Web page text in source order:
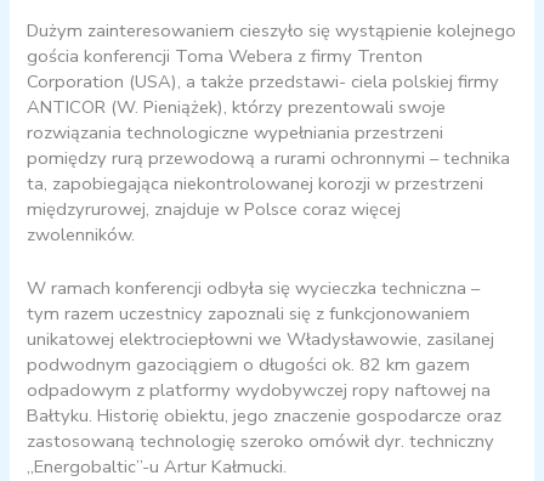
Dużym zainteresowaniem cieszyło się wystąpienie kolejnego
gościa konferencji Toma Webera z firmy Trenton
Corporation (USA), a także przedstawi- ciela polskiej firmy
ANTICOR (W. Pieniążek), którzy prezentowali swoje
rozwiązania technologiczne wypełniania przestrzeni
pomiędzy rurą przewodową a rurami ochronnymi – technika
ta, zapobiegająca niekontrolowanej korozji w przestrzeni
międzyrurowej, znajduje w Polsce coraz więcej
zwolenników.
W ramach konferencji odbyła się wycieczka techniczna –
tym razem uczestnicy zapoznali się z funkcjonowaniem
unikatowej elektrociepłowni we Władysławowie, zasilanej
podwodnym gazociągiem o długości ok. 82 km gazem
odpadowym z platformy wydobywczej ropy naftowej na
Bałtyku. Historię obiektu, jego znaczenie gospodarcze oraz
zastosowaną technologię szeroko omówił dyr. techniczny
„Energobaltic”-u Artur Kałmucki.